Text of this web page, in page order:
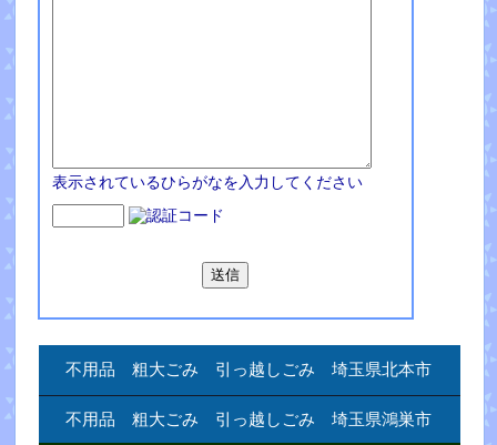
表示されているひらがなを入力してください
不用品 粗大ごみ 引っ越しごみ 埼玉県北本市
不用品 粗大ごみ 引っ越しごみ 埼玉県鴻巣市